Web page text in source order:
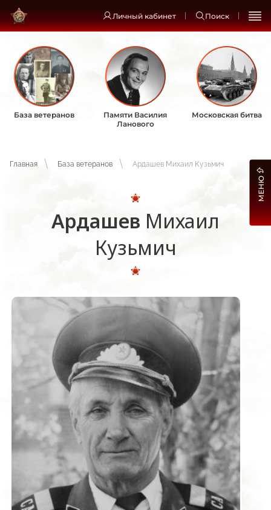
Личный кабинет Поиск
База ветеранов
Памяти Василия
Ланового
Московская битва
Главная База ветеранов Ардашев Михаил Кузьмич
Ардашев Михаил
Кузьмич
МЕНЮ